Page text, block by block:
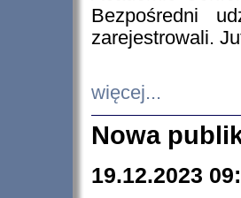
Bezpośredni
zarejestrowali.
więcej...
Nowa
19.12.2023